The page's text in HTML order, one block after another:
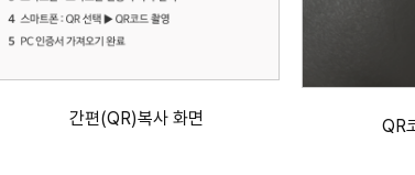
간편(QR)복사 화면 QR